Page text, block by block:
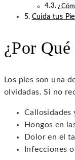
Cuida tus
¿Por
Los pies son una
olvidadas. Si no
Callosidades
Hongos en
Dolor en el
Infecciones